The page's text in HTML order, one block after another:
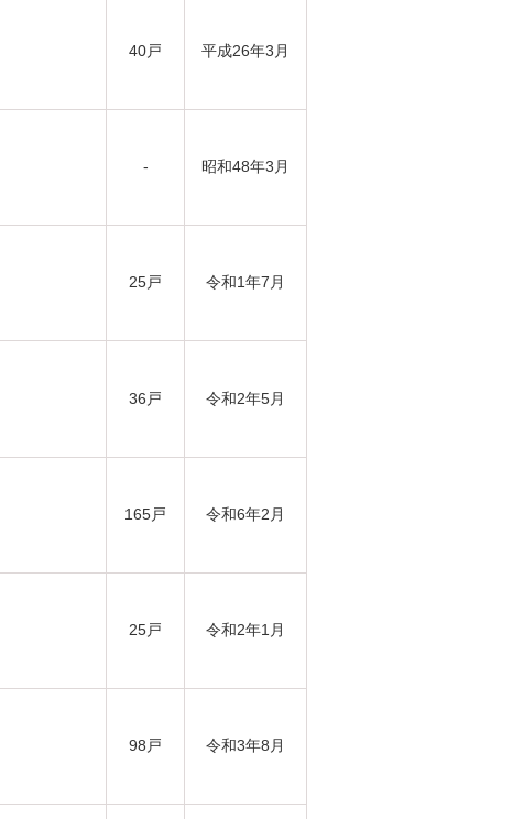
40戸 平成26年3月
- 昭和48年3月
25戸 令和1年7月
36戸 令和2年5月
165戸 令和6年2月
25戸 令和2年1月
98戸 令和3年8月